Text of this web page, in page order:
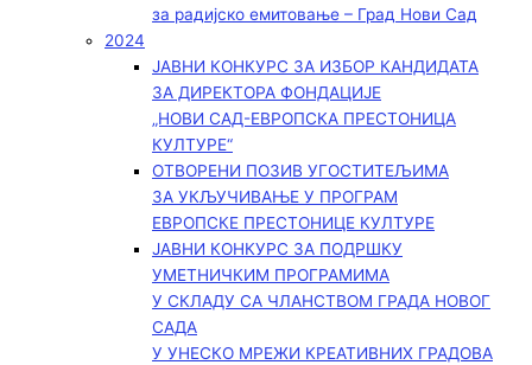
за радијско емитовање – Град Нови Сад
2024
ЈАВНИ КОНКУРС ЗА ИЗБОР КАНДИДАТА
ЗА ДИРЕКТОРА ФОНДАЦИЈЕ
„НОВИ САД-ЕВРОПСКА ПРЕСТОНИЦА
КУЛТУРЕ“
ОТВОРЕНИ ПОЗИВ УГОСТИТЕЉИМА
ЗА УКЉУЧИВАЊЕ У ПРОГРАМ
ЕВРОПСКЕ ПРЕСТОНИЦЕ КУЛТУРЕ
ЈАВНИ КОНКУРС ЗА ПОДРШКУ
УМЕТНИЧКИМ ПРОГРАМИМА
У СКЛАДУ СА ЧЛАНСТВОМ ГРАДА НОВОГ
САДА
У УНЕСКО МРЕЖИ КРЕАТИВНИХ ГРАДОВА